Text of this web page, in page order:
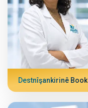
Destnîşankirinê Book